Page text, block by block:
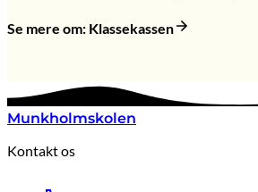
Se mere om: Klassekassen
Munkholmskolen
Kontakt os